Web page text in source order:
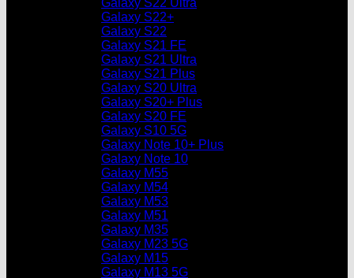
Galaxy S22 Ultra
Galaxy S22+
Galaxy S22
Galaxy S21 FE
Galaxy S21 Ultra
Galaxy S21 Plus
Galaxy S20 Ultra
Galaxy S20+ Plus
Galaxy S20 FE
Galaxy S10 5G
Galaxy Note 10+ Plus
Galaxy Note 10
Galaxy M55
Galaxy M54
Galaxy M53
Galaxy M51
Galaxy M35
Galaxy M23 5G
Galaxy M15
Galaxy M13 5G